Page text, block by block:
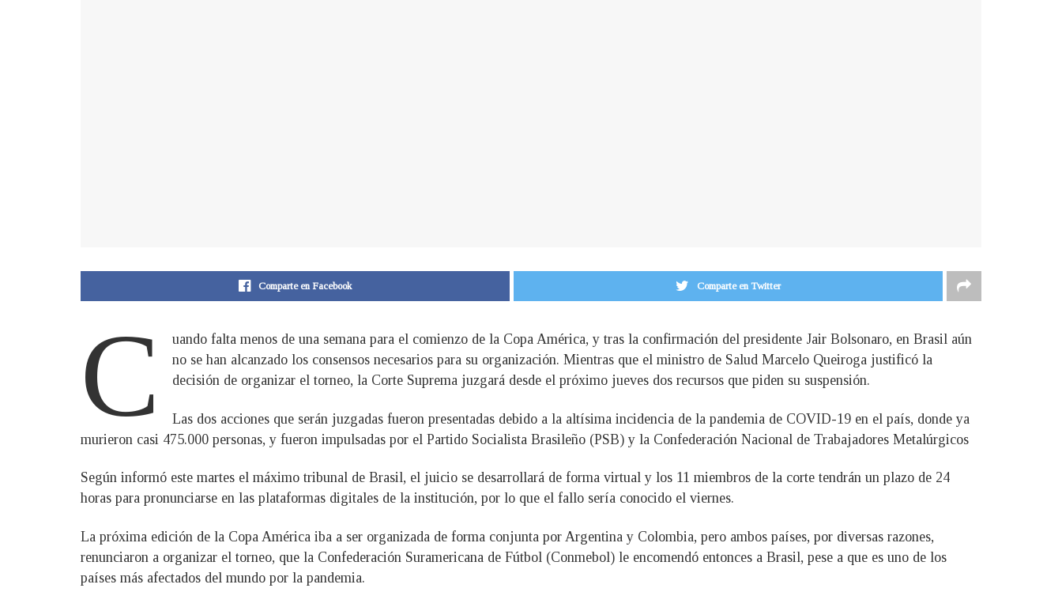
Comparte en Facebook Comparte en Twitter
C
uando falta menos de una semana para el comienzo de la Copa América, y tras la confirmación del presidente Jair Bolsonaro, en Brasil aún
no se han alcanzado los consensos necesarios para su organización. Mientras que el ministro de Salud Marcelo Queiroga justificó la
decisión de organizar el torneo, la Corte Suprema juzgará desde el próximo jueves dos recursos que piden su suspensión.
Las dos acciones que serán juzgadas fueron presentadas debido a la altísima incidencia de la pandemia de COVID-19 en el país, donde ya
murieron casi 475.000 personas, y fueron impulsadas por el Partido Socialista Brasileño (PSB) y la Confederación Nacional de Trabajadores Metalúrgicos
Según informó este martes el máximo tribunal de Brasil, el juicio se desarrollará de forma virtual y los 11 miembros de la corte tendrán un plazo de 24
horas para pronunciarse en las plataformas digitales de la institución, por lo que el fallo sería conocido el viernes.
La próxima edición de la Copa América iba a ser organizada de forma conjunta por Argentina y Colombia, pero ambos países, por diversas razones,
renunciaron a organizar el torneo, que la Confederación Suramericana de Fútbol (Conmebol) le encomendó entonces a Brasil, pese a que es uno de los
países más afectados del mundo por la pandemia.